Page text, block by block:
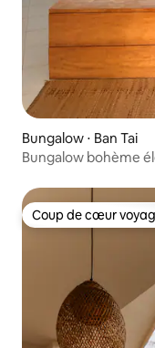
Bungalow ⋅ Ban Tai
Bungalow bohème
Coup de cœur
Coup de cœur